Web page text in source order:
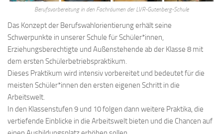
Berufsvorbereitung in den Fachräumen der LVR-Gutenberg-Schule
Das Konzept der Berufswahlorientierung erhält seine
Schwerpunkte in unserer Schule für Schüler*innen,
Erziehungsberechtigte und Außenstehende ab der Klasse 8 mit
dem ersten Schülerbetriebspraktikum.
Dieses Praktikum wird intensiv vorbereitet und bedeutet für die
meisten Schüler*innen den ersten eigenen Schritt in die
Arbeitswelt.
In den Klassenstufen 9 und 10 folgen dann weitere Praktika, die
vertiefende Einblicke in die Arbeitswelt bieten und die Chancen auf